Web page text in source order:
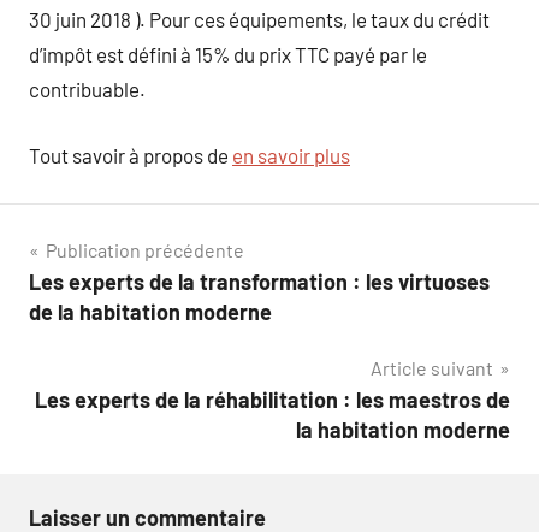
30 juin 2018 ). Pour ces équipements, le taux du crédit
d’impôt est défini à 15% du prix TTC payé par le
contribuable.
Tout savoir à propos de en savoir plus
Navigation
de
Publication précédente
Les experts de la transformation : les virtuoses
de la habitation moderne
Article suivant
Les experts de la réhabilitation : les maestros de
la habitation moderne
Laisser un commentaire